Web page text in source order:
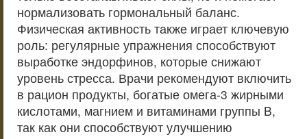
нормализовать гормональный баланс.
Физическая активность также играет ключевую
роль: регулярные упражнения способствуют
выработке эндорфинов, которые снижают
уровень стресса. Врачи рекомендуют включить
в рацион продукты, богатые омега-3 жирными
кислотами, магнием и витаминами группы B,
так как они способствуют улучшению